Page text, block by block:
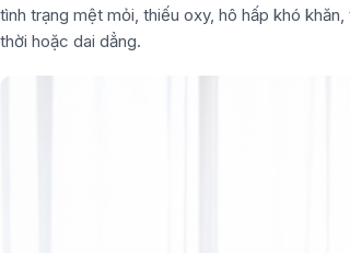
tình trạng mệt mỏi, thiếu oxy, hô hấp khó
thời hoặc dai dẳng.